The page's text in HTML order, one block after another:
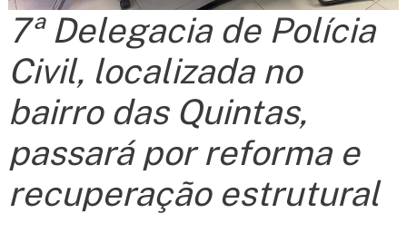
7ª Delegacia de Polícia
Civil, localizada no
bairro das Quintas,
passará por reforma e
recuperação estrutural